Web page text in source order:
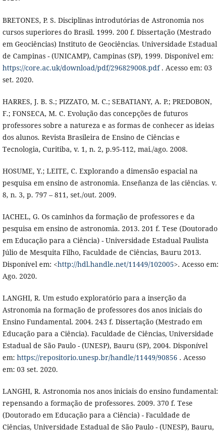
BRETONES, P. S. Disciplinas introdutórias de Astronomia nos
cursos superiores do Brasil. 1999. 200 f. Dissertação (Mestrado
em Geociências) Instituto de Geociências. Universidade Estadual
de Campinas - (UNICAMP), Campinas (SP), 1999. Disponível em:
https://core.ac.uk/download/pdf/296829008.pdf. Acesso em: 03
set. 2020.
HARRES, J. B. S.; PIZZATO, M. C.; SEBATIANY, A. P.; PREDOBON,
F.; FONSECA, M. C. Evolução das concepções de futuros
professores sobre a natureza e as formas de conhecer as ideias
dos alunos. Revista Brasileira de Ensino de Ciências e
Tecnologia, Curitiba, v. 1, n. 2, p.95-112, mai./ago. 2008.
HOSUME, Y.; LEITE, C. Explorando a dimensão espacial na
pesquisa em ensino de astronomia. Enseñanza de las ciências. v.
8, n. 3, p. 797 – 811, set./out. 2009.
IACHEL, G. Os caminhos da formação de professores e da
pesquisa em ensino de astronomia. 2013. 201 f. Tese (Doutorado
em Educação para a Ciência) - Universidade Estadual Paulista
Júlio de Mesquita Filho, Faculdade de Ciências, Bauru 2013.
Disponível em: <http://hdl.handle.net/11449/102005>. Acesso em:
Ago. 2020.
LANGHI, R. Um estudo exploratório para a inserção da
Astronomia na formação de professores dos anos iniciais do
Ensino Fundamental. 2004. 243 f. Dissertação (Mestrado em
Educação para a Ciência). Faculdade de Ciências, Universidade
Estadual de São Paulo - (UNESP), Bauru (SP), 2004. Disponível
em: https://repositorio.unesp.br/handle/11449/90856 . Acesso
em: 03 set. 2020.
LANGHI, R. Astronomia nos anos iniciais do ensino fundamental:
repensando a formação de professores. 2009. 370 f. Tese
(Doutorado em Educação para a Ciência) - Faculdade de
Ciências, Universidade Estadual de São Paulo - (UNESP), Bauru,